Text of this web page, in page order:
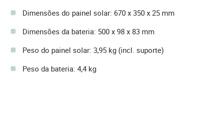
Dimensões do painel solar: 670 x 350 x 25 mm
Dimensões da bateria: 500 x 98 x 83 mm
Peso do painel solar: 3,95 kg (incl. suporte)
Peso da bateria: 4,4 kg